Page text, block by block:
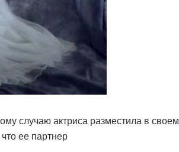
случаю актриса разместила в своем
ее партнер